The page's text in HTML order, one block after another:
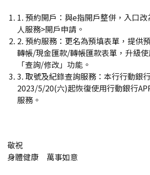
1. 預約開戶：與e指開戶整併，入口
人服務>開戶申請。
2. 預約服務：更名為預填表單，提供
轉帳/現金匯款/轉帳匯款表單，升級
「查詢/修改」功能。
3. 取號及紀錄查詢服務：本行行動銀
2023/5/20(六)起恢復使用行動銀行
服務。
敬祝
身體健康 萬事如意